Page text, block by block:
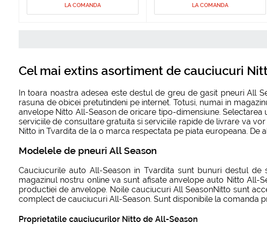
LA COMANDA LA COMANDA
Cel mai extins asortiment de cauciucuri
In toara noastra adesea este destul de greu de gasit pneuri All
rasuna de obicei pretutindeni pe internet. Totusi, numai in
anvelope Nitto All-Season de oricare tipo-dimensiune.
serviciile de consultare gratuita si serviciile rapide de livrare va
Nitto in Tvardita de la o marca respectata pe piata europeana.
Modelele de pneuri All Season
Cauciucurile auto All-Season in Tvardita sunt bunuri destul
magazinul nostru online va sunt afisate anvelope auto Nitto All-
productiei de anvelope. Noile cauciucuri All SeasonNitto sunt
complect de cauciucuri All-Season. Sunt disponibile la comanda
Proprietatile cauciucurilor Nitto de All-Season